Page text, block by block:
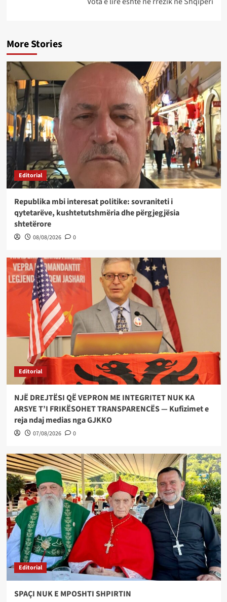
More Stories
Editorial
Republika mbi interesat politike: sovraniteti i
qytetarëve, kushtetutshmëria dhe përgjegjësia
shtetërore
08/08/2026 0
Editorial
NJË DREJTËSI QË VEPRON ME INTEGRITET NUK KA
ARSYE T’I FRIKËSOHET TRANSPARENCËS — Kufizimet e
reja ndaj medias nga GJKKO
07/08/2026 0
Editorial
SPAÇI NUK E MPOSHTI SHPIRTIN